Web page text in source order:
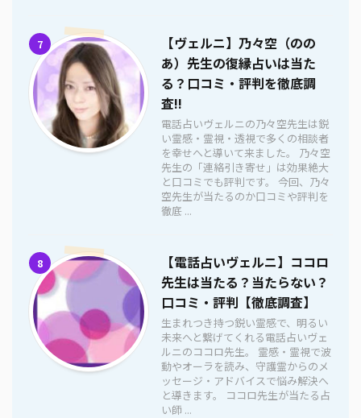
7
【ヴェルニ】乃々空（のの
あ）先生の復縁占いは当た
る？口コミ・評判を徹底調
査!!
電話占いヴェルニの乃々空先生は鋭
い霊感・霊視・透視で多くの相談者
を幸せへと導いて来ました。 乃々空
先生の「連絡引き寄せ」は効果絶大
と口コミでも評判です。 今回、乃々
空先生が当たるのか口コミや評判を
徹底 ...
8
【電話占いヴェルニ】ココロ
先生は当たる？当たらない？
口コミ・評判【徹底調査】
生まれつき持つ鋭い霊感で、明るい
未来へと繋げてくれる電話占いヴェ
ルニのココロ先生。 霊感・霊視で波
動やオーラを読み、守護霊からのメ
ッセージ・アドバイスで悩み解決へ
と導きます。 ココロ先生が当たる占
い師 ...